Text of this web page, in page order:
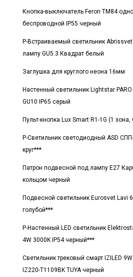
Кнопка-выключатель Feron TM84
беспроводной IP55 черный
Р-Встраиваемый светильник Abrissvet
лампу GU5.3 Квадрат белый
Заглушка для круглого неона 16мм
Настенный светильник Lightstar
GU10 IP65 серый
Пульт-кнопка Lux Smart R1-1G (1
Р-Светильник светодиодный ASD
круг***
Патрон подвесной под лампу E27
кольцом черный
Подвесной светильник Eurosvet Lavi
голубой***
Р-Настенный LED светильник
4W 3000K IP54 черный***
Светильник трековый смарт IZILED
IZ220-T1109BK TUYA черный